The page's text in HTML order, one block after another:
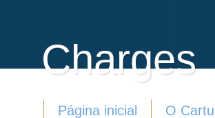
Charges
Página inicial O